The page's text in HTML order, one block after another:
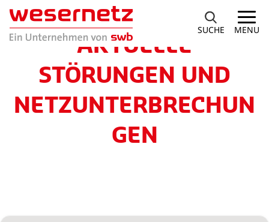
AKTUELLE
STÖRUNGEN UND
NETZUNTERBRECHUN
GEN
SUCHE MENU